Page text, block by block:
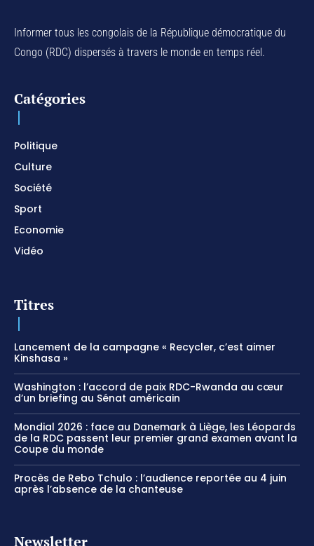
Informer tous les congolais de la République démocratique du
Congo (RDC) dispersés à travers le monde en temps réel.
Catégories
Politique
Culture
Société
Sport
Economie
Vidéo
Titres
Lancement de la campagne « Recycler, c’est aimer
Kinshasa »
Washington : l’accord de paix RDC-Rwanda au cœur
d’un briefing au Sénat américain
Mondial 2026 : face au Danemark à Liège, les Léopards
de la RDC passent leur premier grand examen avant la
Coupe du monde
Procès de Rebo Tchulo : l’audience reportée au 4 juin
après l’absence de la chanteuse
Newsletter